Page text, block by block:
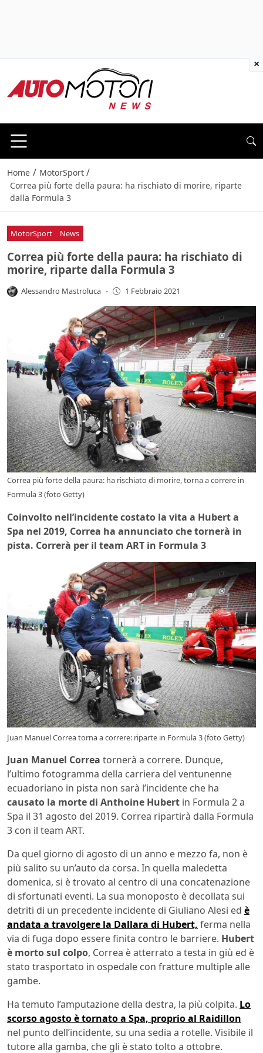
Home / MotorSport /
Correa più forte della paura: ha rischiato di morire, riparte
dalla Formula 3
MotorSport News
Correa più forte della paura: ha rischiato di
morire, riparte dalla Formula 3
Alessandro Mastroluca - 1 Febbraio 2021
Correa più forte della paura: ha rischiato di morire, torna a correre in
Formula 3 (foto Getty)
Coinvolto nell’incidente costato la vita a Hubert a
Spa nel 2019, Correa ha annunciato che tornerà in
pista. Correrà per il team ART in Formula 3
Juan Manuel Correa torna a correre: riparte in Formula 3 (foto Getty)
Juan Manuel Correa tornerà a correre. Dunque,
l’ultimo fotogramma della carriera del ventunenne
ecuadoriano in pista non sarà l’incidente che ha
causato la morte di Anthoine Hubert in Formula 2 a
Spa il 31 agosto del 2019. Correa ripartirà dalla Formula
3 con il team ART.
Da quel giorno di agosto di un anno e mezzo fa, non è
più salito su un’auto da corsa. In quella maledetta
domenica, si è trovato al centro di una concatenazione
di sfortunati eventi. La sua monoposto è decollata sui
detriti di un precedente incidente di Giuliano Alesi ed è
andata a travolgere la Dallara di Hubert, ferma nella
via di fuga dopo essere finita contro le barriere. Hubert
è morto sul colpo, Correa è atterrato a testa in giù ed è
stato trasportato in ospedale con fratture multiple alle
gambe.
Ha temuto l’amputazione della destra, la più colpita. Lo
scorso agosto è tornato a Spa, proprio al Raidillon
nel punto dell’incidente, su una sedia a rotelle. Visibile il
tutore alla gamba, che gli è stato tolto a ottobre.
×